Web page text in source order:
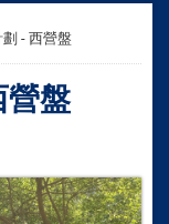
- 西營盤
營盤